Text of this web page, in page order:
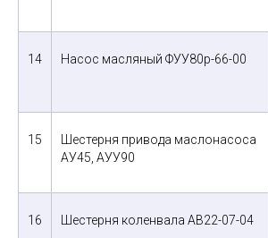
14
Насос масляный ФУУ80р-66-00
15
Шестерня привода маслонасоса
АУ45, АУУ90
16
Шестерня коленвала АВ22-07-04